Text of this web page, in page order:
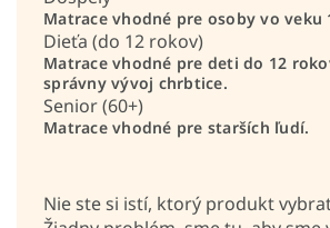
Matrace vhodné pre osoby vo veku
Dieťa (do 12 rokov)
Matrace vhodné pre deti do 12
správny vývoj chrbtice.
Senior (60+)
Matrace vhodné pre starších ľudí.
Nie ste si istí, ktorý produkt